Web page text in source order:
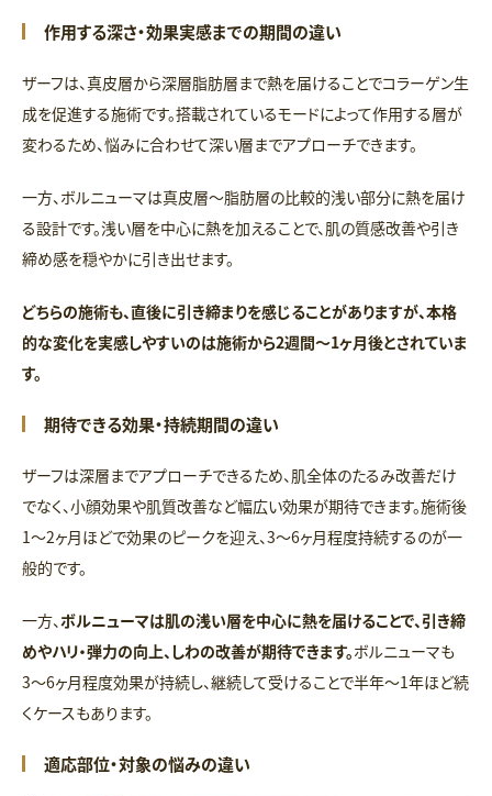
作用する深さ・効果実感までの期間の違い
ザーフは、真皮層から深層脂肪層まで熱を届けることでコラーゲン生
成を促進する施術です。搭載されているモードによって作用する層が
変わるため、悩みに合わせて深い層までアプローチできます。
一方、ボルニューマは真皮層〜脂肪層の比較的浅い部分に熱を届け
る設計です。浅い層を中心に熱を加えることで、肌の質感改善や引き
締め感を穏やかに引き出せます。
どちらの施術も、直後に引き締まりを感じることがありますが、本格
的な変化を実感しやすいのは施術から2週間〜1ヶ月後とされていま
す。
期待できる効果・持続期間の違い
ザーフは深層までアプローチできるため、肌全体のたるみ改善だけ
でなく、小顔効果や肌質改善など幅広い効果が期待できます。施術後
1〜2ヶ月ほどで効果のピークを迎え、3〜6ヶ月程度持続するのが一
般的です。
一方、ボルニューマは肌の浅い層を中心に熱を届けることで、引き締
めやハリ・弾力の向上、しわの改善が期待できます。ボルニューマも
3〜6ヶ月程度効果が持続し、継続して受けることで半年〜1年ほど続
くケースもあります。
適応部位・対象の悩みの違い